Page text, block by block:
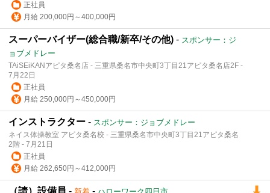
正社員
月給 200,000円～400,000円
スーパーバイザー(総合職/新卒/その他) - スポンサー：ジ
ョブメドレー
TAiSEiKANアピタ桑名店 - 三重県桑名市中央町3丁目21アピタ桑名店2F -
7月22日
正社員
月給 250,000円～450,000円
インストラクター - スポンサー：ジョブメドレー
ネイス体操教室 アピタ桑名校 - 三重県桑名市中央町3丁目21アピタ桑名
2階 - 7月21日
正社員
月給 262,650円～412,000円
（請）設備員 - -